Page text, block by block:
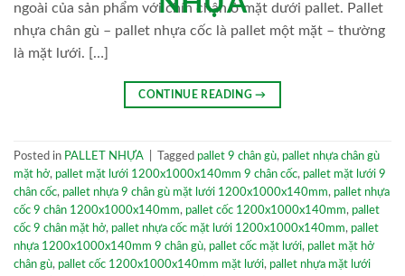
ngoài của sản phẩm với chín chân ở mặt dưới pallet. Pallet
nhựa chân gù – pallet nhựa cốc là pallet một mặt – thường
là mặt lưới. […]
CONTINUE READING→
Posted in PALLET NHỰA Tagged pallet 9 chân gù, pallet nhựa chân gù
mặt hở, pallet mặt lưới 1200x1000x140mm 9 chân cốc, pallet mặt lưới 9
chân cốc, pallet nhựa 9 chân gù mặt lưới 1200x1000x140mm, pallet nhựa
cốc 9 chân 1200x1000x140mm, pallet cốc 1200x1000x140mm, pallet
cốc 9 chân mặt hở, pallet nhựa cốc mặt lưới 1200x1000x140mm, pallet
nhựa 1200x1000x140mm 9 chân gù, pallet cốc mặt lưới, pallet mặt hở
chân gù, pallet cốc 1200x1000x140mm mặt lưới, pallet nhựa mặt lưới